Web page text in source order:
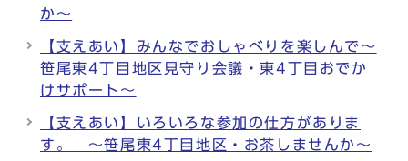
か～
【支えあい】みんなでおしゃべりを楽しんで～
笹尾東4丁目地区見守り会議・東4丁目おでか
けサポート～
【支えあい】いろいろな参加の仕方がありま
す。 ～笹尾東4丁目地区・お茶しませんか～